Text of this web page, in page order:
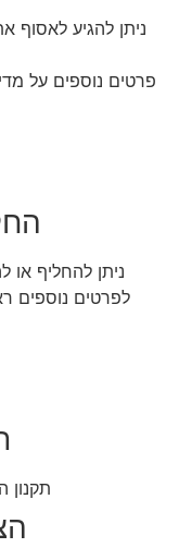
ניתן להגיע לאסוף
פרטים נוספים על
ניתן להחליף או להחזיר
לפרטים נוספים
תקנון